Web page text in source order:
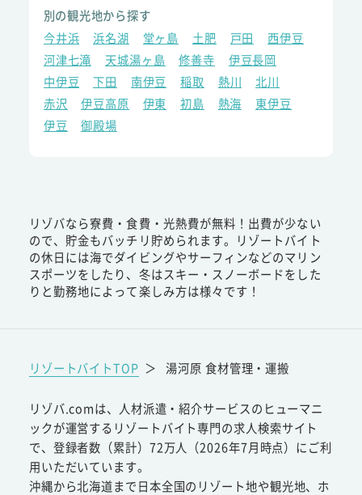
別の観光地から探す
今井浜
浜名湖 堂ヶ島 土肥 戸田
西伊豆
河津七滝
天城湯ヶ島 修善寺
伊豆長岡
中伊豆
下田 南伊豆 稲取 熱川
北川
赤沢
伊豆高原 伊東 初島 熱海
東伊豆
伊豆
御殿場
リゾバなら寮費・食費・光熱費が無料！出費が少ない
ので、貯金もバッチリ貯められます。リゾートバイト
の休日には海でダイビングやサーフィンなどのマリン
スポーツをしたり、冬はスキー・スノーボードをした
りと勤務地によって楽しみ方は様々です！
リゾートバイトTOP ＞ 湯河原 食材管理・運搬
リゾバ.comは、人材派遣・紹介サービスのヒューマニ
ックが運営するリゾートバイト専門の求人検索サイト
で、登録者数（累計）72万人（2026年7月時点）にご利
用いただいています。
沖縄から北海道まで日本全国のリゾート地や観光地、ホ